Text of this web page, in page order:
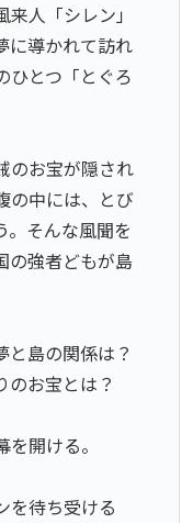
人「シレン」
に導かれて訪れ
ひとつ「とぐろ
のお宝が隠され
の中には、とび
。そんな風聞を
の強者どもが島
と島の関係は？
のお宝とは？
開ける。
を待ち受ける